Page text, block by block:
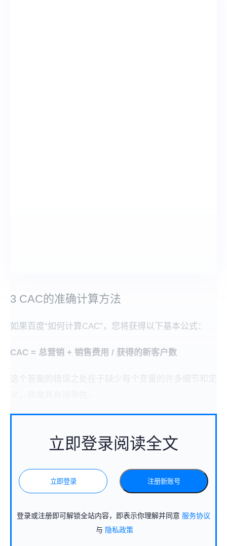
3 CAC的准确计算方法
如果百度“如何计算CAC”，您将获得以下基本公式：
CAC = 总营销 + 销售费用 / 获得的新客户数
这个答案的错误之处在于缺少每个变量的许多细节和定
立即登录阅读全文
立即登录 注册新账号
登录或注册即可解锁全站内容，即表示你理解并同意 服务协议
与 隐私政策